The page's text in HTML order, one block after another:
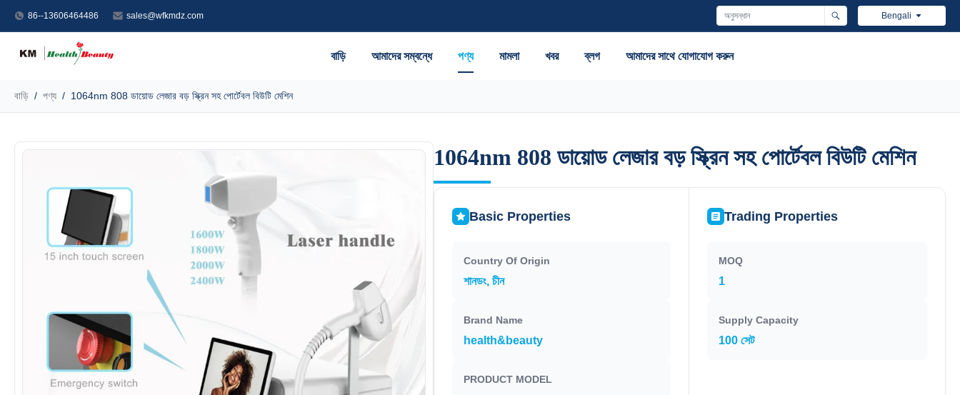
86--13606464486 sales@wfkmdz.com Bengali
বাড়ি আমাদের সম্বন্ধে পণ্য মামলা খবর ব্লগ আমাদের সাথে যোগাযোগ করুন
বাড়ি / পণ্য / 1064nm 808 ডায়োড লেজার বড় স্ক্রিন সহ পোর্টেবল বিউটি মেশিন
1064nm 808 ডায়োড লেজার বড় স্ক্রিন সহ পোর্টেবল বিউটি মেশিন
1064nm 808 ডায়োড লেজার বড় স্ক্রিন সহ পোর্টেবল বিউটি মেশিন
Basic Properties
Country Of Origin
শানডং, চীন
Brand Name
health&beauty
PRODUCT MODEL
Trading Properties
MOQ
1
Supply Capacity
100 সেট